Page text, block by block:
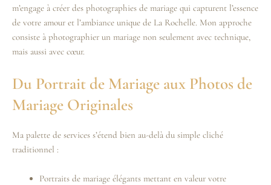
m’engage à créer des photographies de mariage qui capturent l’essence
de votre amour et l’ambiance unique de La Rochelle. Mon approche
consiste à photographier un mariage non seulement avec technique,
mais aussi avec cœur.
Du Portrait de Mariage aux Photos de
Mariage Originales
Ma palette de services s’étend bien au-delà du simple cliché
traditionnel :
Portraits de mariage élégants mettant en valeur votre